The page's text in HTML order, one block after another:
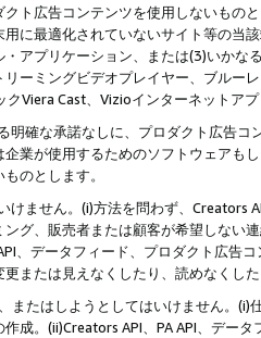
ト広告コンテンツを使用しないもの
に最適化されていないサイト等の当
アプリケーション、または(3)いか
ーミングビデオプレイヤー、ブルー
クViera Cast、Vizioインターネットア
明確な承諾なしに、プロダクト広告
業が使用するためのソフトウェアも
のとします。
けません。(i)方法を問わず、Creators
グ、販売者または顧客が希望しない
、データフィード、プロダクト広告
または見えなくしたり、読めなくし
またはしようとしてはいけません。
成。(ii)Creators API、PA API、デー